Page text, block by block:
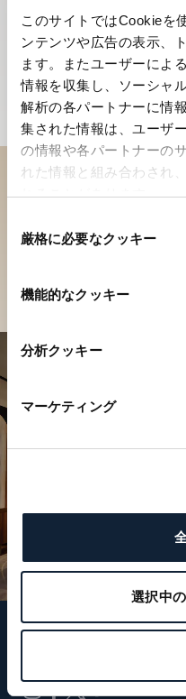
このサイトではCookieを
ンテンツや広告の表示、
ます。またユーザーによ
情報を収集し、ソーシャ
解析の各パートナーに情
集された情報は、ユーザ
の情報や各パートナーの
れた情報と組み合わされ
れることがあります。
厳格に必要なクッキー
機能的なクッキー
分析クッキー
マーケティング
選択中
ブティック
ご覧